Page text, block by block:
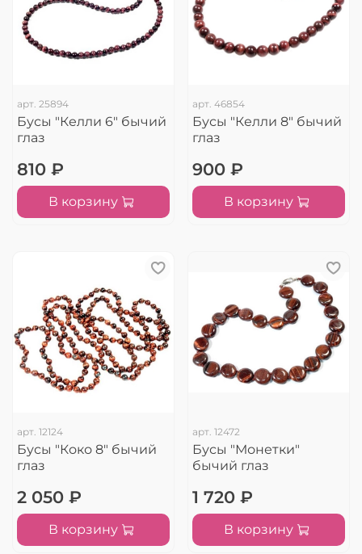
арт. 25894
Бусы "Келли 6" бычий
глаз
810 ₽
В корзину
арт. 46854
Бусы "Келли 8" бычий
глаз
900 ₽
В корзину
арт. 12124
Бусы "Коко 8" бычий
глаз
2 050 ₽
В корзину
арт. 12472
Бусы "Монетки"
бычий глаз
1 720 ₽
В корзину